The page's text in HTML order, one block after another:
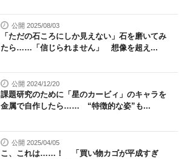
公開 2025/08/03
「ただの石ころにしか見えない」石を磨いてみ
たら……「信じられません」 想像を超え...
公開 2024/12/20
課題研究のために「星のカービィ」のキャラを
金属で自作したら…… “特徴的な姿”も...
公開 2025/04/05
こ、これは……！ 「買い物カゴが平成すぎ